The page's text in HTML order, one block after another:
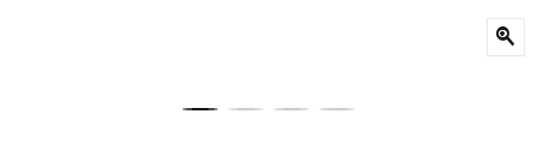
zoom_in